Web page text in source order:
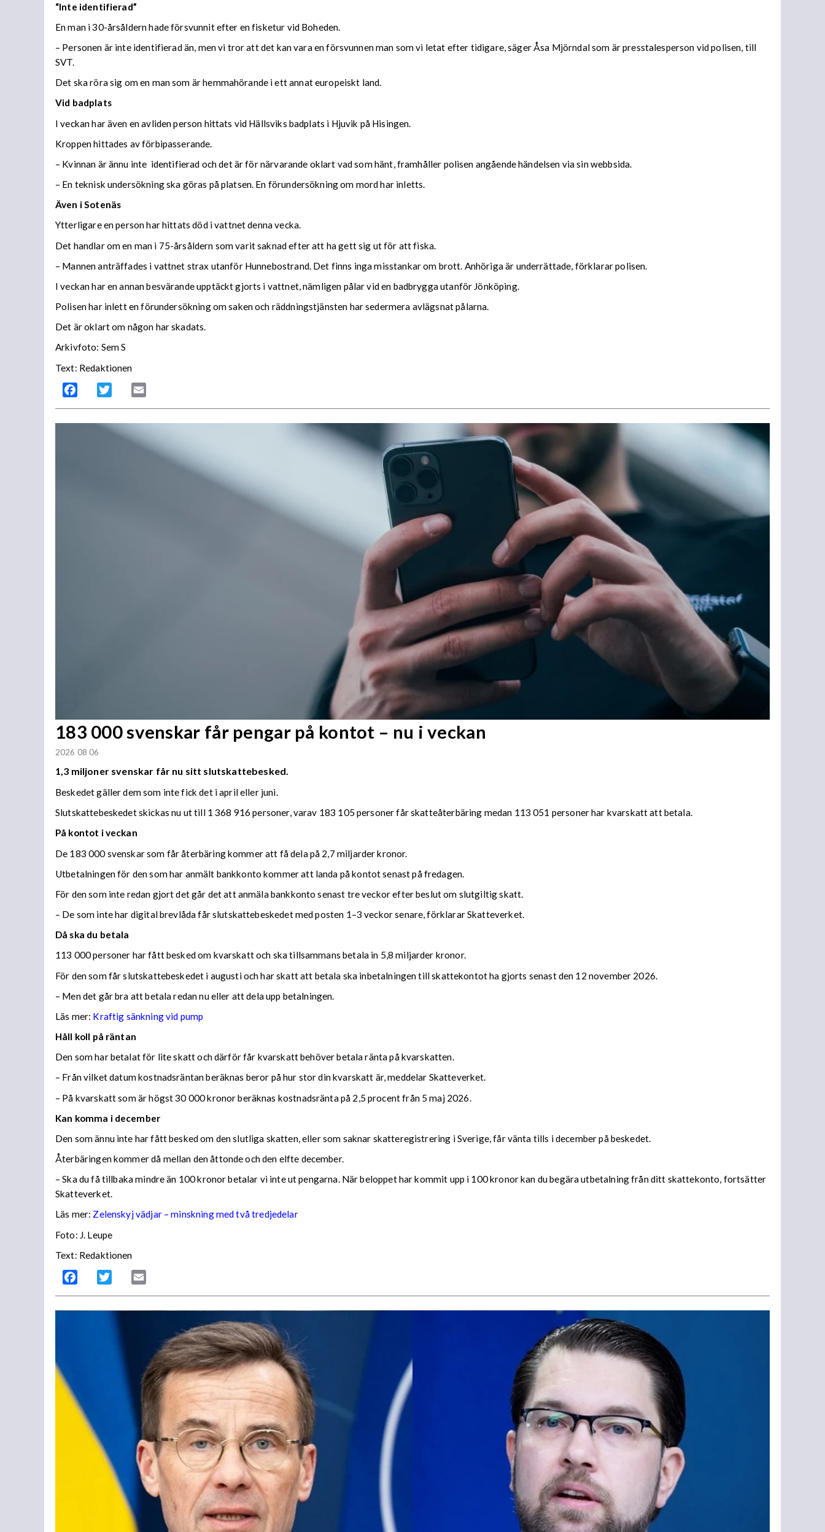
“Inte identifierad”
En man i 30-årsåldern hade försvunnit efter en fisketur vid Boheden.
– Personen är inte identifierad än, men vi tror att det kan vara en försvunnen man som vi letat efter tidigare, säger Åsa Mjörndal som är presstalesperson vid polisen, till
SVT.
Det ska röra sig om en man som är hemmahörande i ett annat europeiskt land.
Vid badplats
I veckan har även en avliden person hittats vid Hällsviks badplats i Hjuvik på Hisingen.
Kroppen hittades av förbipasserande.
– Kvinnan är ännu inte identifierad och det är för närvarande oklart vad som hänt, framhåller polisen angående händelsen via sin webbsida.
– En teknisk undersökning ska göras på platsen. En förundersökning om mord har inletts.
Även i Sotenäs
Ytterligare en person har hittats död i vattnet denna vecka.
Det handlar om en man i 75-årsåldern som varit saknad efter att ha gett sig ut för att fiska.
– Mannen anträffades i vattnet strax utanför Hunnebostrand. Det finns inga misstankar om brott. Anhöriga är underrättade, förklarar polisen.
I veckan har en annan besvärande upptäckt gjorts i vattnet, nämligen pålar vid en badbrygga utanför Jönköping.
Polisen har inlett en förundersökning om saken och räddningstjänsten har sedermera avlägsnat pålarna.
Det är oklart om någon har skadats.
Arkivfoto: Sem S
Text: Redaktionen
Facebook Twitter
183 000 svenskar får pengar på kontot – nu i veckan
2026 08 06
1,3 miljoner svenskar får nu sitt slutskattebesked.
Beskedet gäller dem som inte fick det i april eller juni.
Slutskattebeskedet skickas nu ut till 1 368 916 personer, varav 183 105 personer får skatteåterbäring medan 113 051 personer har kvarskatt att betala.
På kontot i veckan
De 183 000 svenskar som får återbäring kommer att få dela på 2,7 miljarder kronor.
Utbetalningen för den som har anmält bankkonto kommer att landa på kontot senast på fredagen.
För den som inte redan gjort det går det att anmäla bankkonto senast tre veckor efter beslut om slutgiltig skatt.
– De som inte har digital brevlåda får slutskattebeskedet med posten 1–3 veckor senare, förklarar Skatteverket.
Då ska du betala
113 000 personer har fått besked om kvarskatt och ska tillsammans betala in 5,8 miljarder kronor.
För den som får slutskattebeskedet i augusti och har skatt att betala ska inbetalningen till skattekontot ha gjorts senast den 12 november 2026.
– Men det går bra att betala redan nu eller att dela upp betalningen.
Läs mer: Kraftig sänkning vid pump
Håll koll på räntan
Den som har betalat för lite skatt och därför får kvarskatt behöver betala ränta på kvarskatten.
– Från vilket datum kostnadsräntan beräknas beror på hur stor din kvarskatt är, meddelar Skatteverket.
– På kvarskatt som är högst 30 000 kronor beräknas kostnadsränta på 2,5 procent från 5 maj 2026.
Kan komma i december
Den som ännu inte har fått besked om den slutliga skatten, eller som saknar skatteregistrering i Sverige, får vänta tills i december på beskedet.
Återbäringen kommer då mellan den åttonde och den elfte december.
– Ska du få tillbaka mindre än 100 kronor betalar vi inte ut pengarna. När beloppet har kommit upp i 100 kronor kan du begära utbetalning från ditt skattekonto, fortsätter
Skatteverket.
Läs mer: Zelenskyj vädjar – minskning med två tredjedelar
Foto: J. Leupe
Text: Redaktionen
Facebook Twitter